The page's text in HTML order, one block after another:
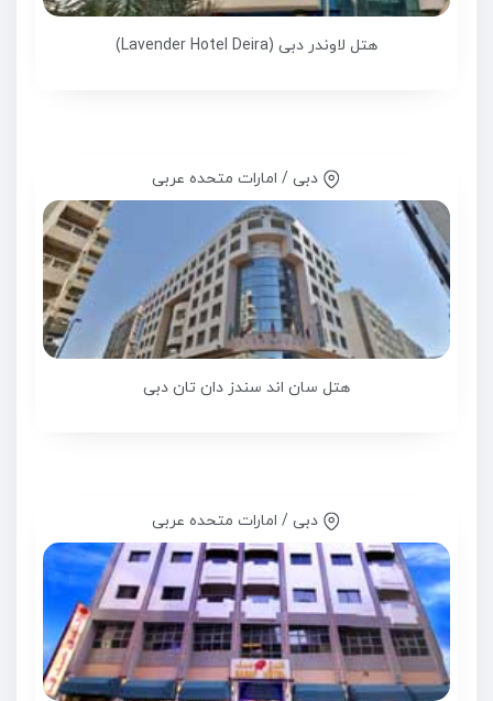
هتل لاوندر دبی (Lavender Hotel Deira)
دبی / امارات متحده عربی
هتل سان اند سندز دان تان دبی
دبی / امارات متحده عربی